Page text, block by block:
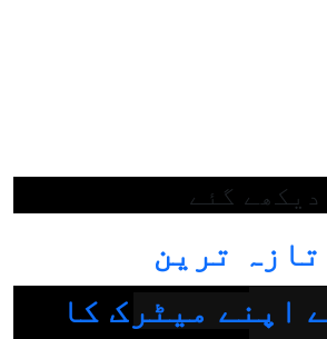
گئے
تازہ ترین
اپنے میٹرک کا